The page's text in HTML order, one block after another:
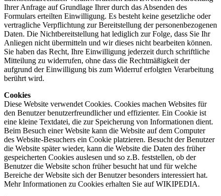
Ihrer Anfrage auf Grundlage Ihrer durch das Absenden des
Formulars erteilten Einwilligung. Es besteht keine gesetzliche oder
vertragliche Verpflichtung zur Bereitstellung der personenbezogenen
Daten. Die Nichtbereitstellung hat lediglich zur Folge, dass Sie Ihr
Anliegen nicht übermitteln und wir dieses nicht bearbeiten können.
Sie haben das Recht, Ihre Einwilligung jederzeit durch schriftliche
Mitteilung zu widerrufen, ohne dass die Rechtmäßigkeit der
aufgrund der Einwilligung bis zum Widerruf erfolgten Verarbeitung
berührt wird.
Cookies
Diese Website verwendet Cookies. Cookies machen Websites für
den Benutzer benutzerfreundlicher und effizienter. Ein Cookie ist
eine kleine Textdatei, die zur Speicherung von Informationen dient.
Beim Besuch einer Website kann die Website auf dem Computer
des Website-Besuchers ein Cookie platzieren. Besucht der Benutzer
die Website später wieder, kann die Website die Daten des früher
gespeicherten Cookies auslesen und so z.B. feststellen, ob der
Benutzer die Website schon früher besucht hat und für welche
Bereiche der Website sich der Benutzer besonders interessiert hat.
Mehr Informationen zu Cookies erhalten Sie auf WIKIPEDIA.